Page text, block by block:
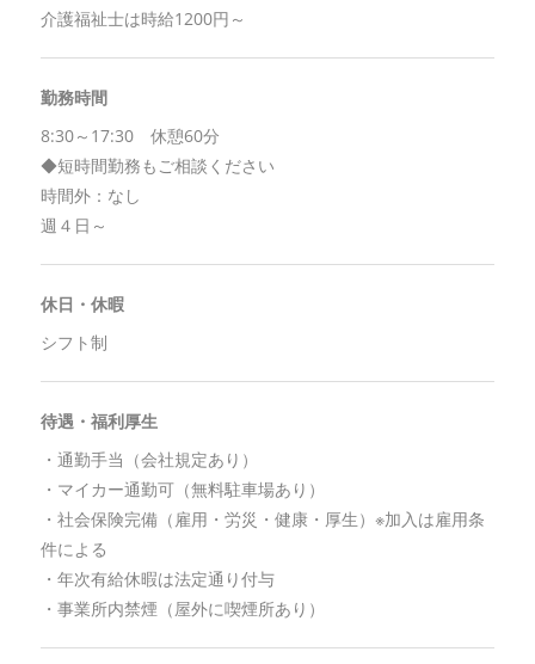
介護福祉士は時給1200円～
勤務時間
8:30～17:30 休憩60分
◆短時間勤務もご相談ください
時間外：なし
週４日～
休日・休暇
シフト制
待遇・福利厚生
・通勤手当（会社規定あり）
・マイカー通勤可（無料駐車場あり）
・社会保険完備（雇用・労災・健康・厚生）※加入は雇用条
件による
・年次有給休暇は法定通り付与
・事業所内禁煙（屋外に喫煙所あり）